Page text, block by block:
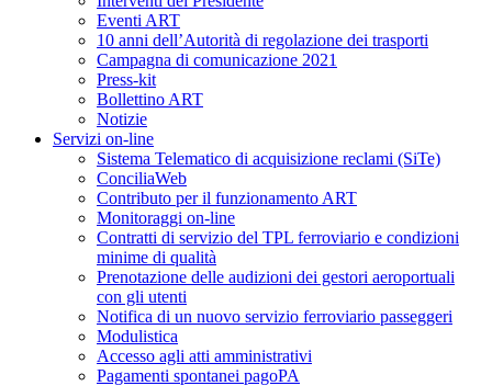
Eventi ART
10 anni dell’Autorità di regolazione dei trasporti
Campagna di comunicazione 2021
Press-kit
Bollettino ART
Notizie
Servizi on-line
Sistema Telematico di acquisizione reclami (SiTe)
ConciliaWeb
Contributo per il funzionamento ART
Monitoraggi on-line
Contratti di servizio del TPL ferroviario e condizioni
minime di qualità
Prenotazione delle audizioni dei gestori aeroportuali
con gli utenti
Notifica di un nuovo servizio ferroviario passeggeri
Modulistica
Accesso agli atti amministrativi
Pagamenti spontanei pagoPA